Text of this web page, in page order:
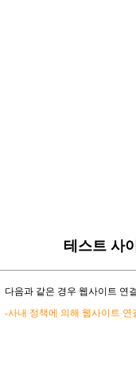
테스트 사
다음과 같은 경우 웹사이트 연
-사내 정책에 의해 웹사이트